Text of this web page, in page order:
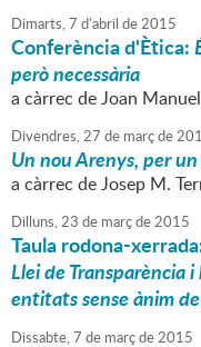
Dimarts,7 d'abril de2015
Conferència d'Ètica:
però necessària
a càrrec de Joan
Divendres,27 de marçde
Un nou Arenys, per
a càrrec de Josep M.
Dilluns,23 de marçde2015
Taula rodona-
Llei de Transparència
entitats sense ànim
Dissabte,7 de marçde2015